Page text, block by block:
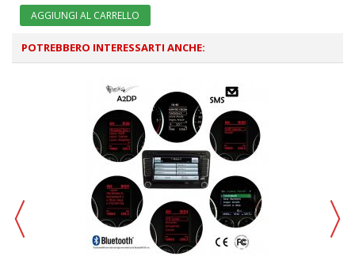
AGGIUNGI AL CARRELLO
POTREBBERO INTERESSARTI ANCHE: